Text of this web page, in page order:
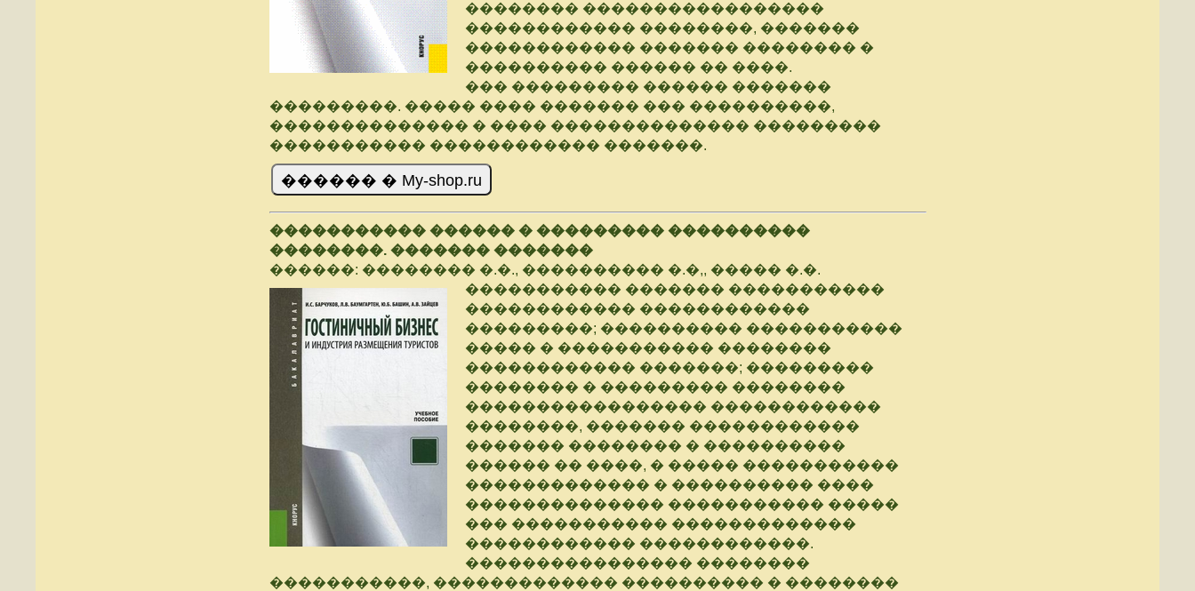
�������� �����������������
������������ ��������, �������
������������ ������� �������� �
���������� ������ �� ����.
��� ��������� ������ �������
���������. ����� ���� ������� ��� ����������,
�������������� � ���� �������������� ���������
����������� ������������ �������.
����������� ������ � ��������� ����������
��������. ������� �������
������: �������� �.�., ���������� �.�,, ����� �.�.
����������� ������� �����������
������������ ������������
���������; ���������� �����������
����� � ����������� ��������
������������ �������; ���������
�������� � ��������� ��������
����������������� ������������
��������, ������� ������������
������� �������� � ����������
������ �� ����, � ����� �����������
������������� � ���������� ����
�������������� ����������� �����
��� ����������� �������������
������������ ������������.
���������������� ��������
�����������, ������������� ���������� � ��������